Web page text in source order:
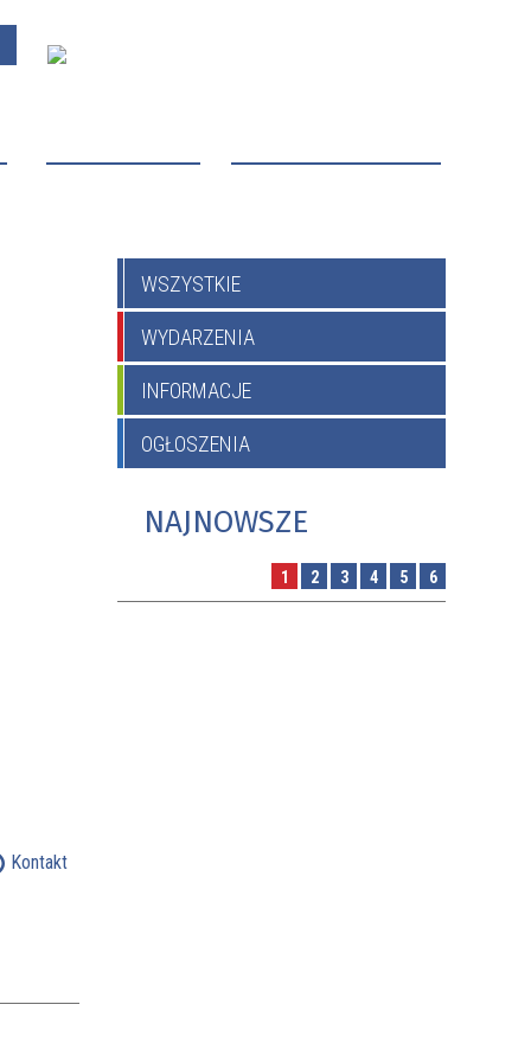
Kontakt
WSZYSTKIE
WYDARZENIA
INFORMACJE
OGŁOSZENIA
NAJNOWSZE
1 2 3 4 5 6